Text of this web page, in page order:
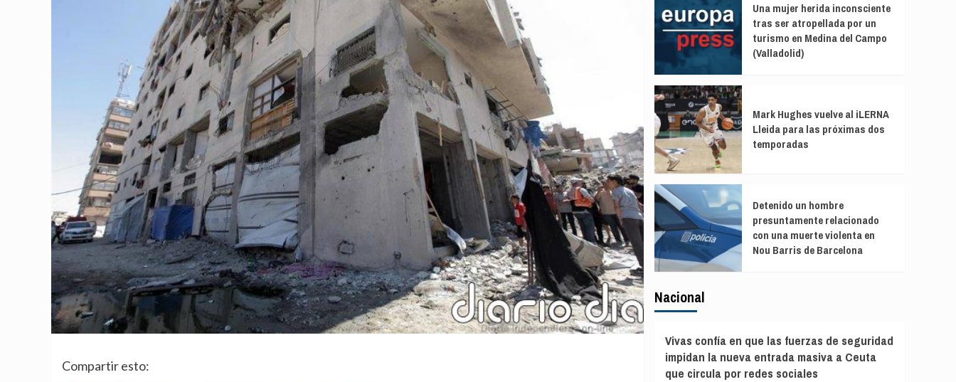
Compartir esto:
Una mujer herida inconsciente
tras ser atropellada por un
turismo en Medina del Campo
(Valladolid)
Mark Hughes vuelve al iLERNA
Lleida para las próximas dos
temporadas
Detenido un hombre
presuntamente relacionado
con una muerte violenta en
Nou Barris de Barcelona
Nacional
Vivas confía en que las fuerzas de seguridad
impidan la nueva entrada masiva a Ceuta
que circula por redes sociales